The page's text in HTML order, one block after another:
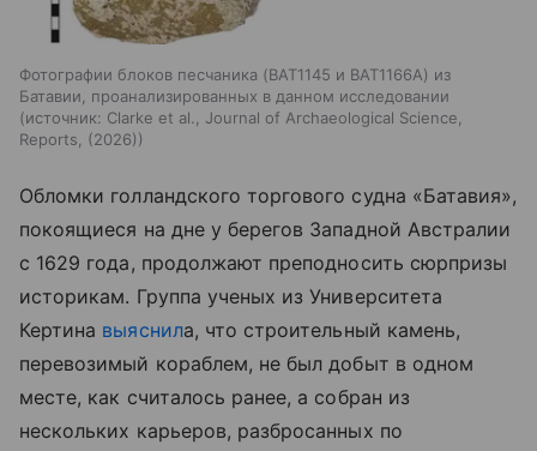
Фотографии блоков песчаника (BAT1145 и BAT1166A) из
Батавии, проанализированных в данном исследовании
источник: Clarke et al., Journal of Archaeological Science,
Reports, (2026)
Обломки голландского торгового судна «Батавия»,
покоящиеся на дне у берегов Западной Австралии
с 1629 года, продолжают преподносить сюрпризы
историкам. Группа ученых из Университета
Кертина выяснила, что строительный камень,
перевозимый кораблем, не был добыт в одном
месте, как считалось ранее, а собран из
нескольких карьеров, разбросанных по